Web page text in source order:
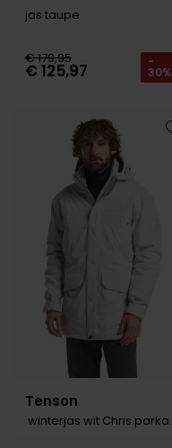
jas taupe
€ 179,95
€ 125,97 -
30%
Tenson